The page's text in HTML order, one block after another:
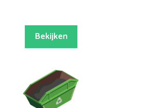
Bekijken